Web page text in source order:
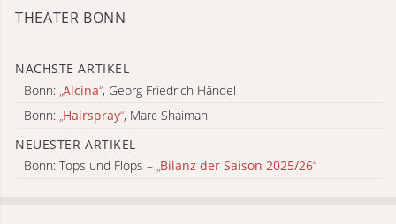
THEATER BONN
NÄCHSTE ARTIKEL
Bonn: „Alcina“, Georg Friedrich Händel
Bonn: „Hairspray“, Marc Shaiman
NEUESTER ARTIKEL
Bonn: Tops und Flops – „Bilanz der Saison 2025/26“